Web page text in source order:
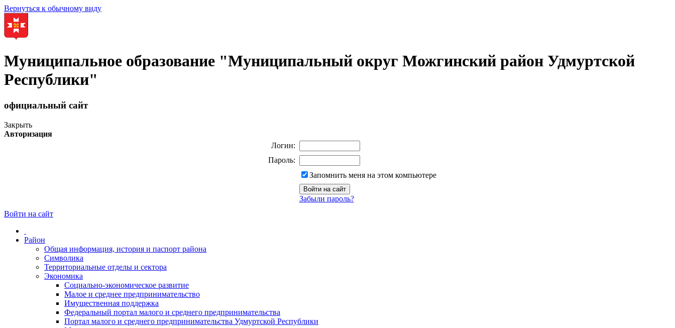
Вернуться к обычному виду
Муниципальное образование "Муниципальный округ Можгинский район Удмуртской
Республики"
официальный сайт
Закрыть
Авторизация
Логин:
Пароль:
Запомнить меня на этом компьютере
Забыли пароль?
Войти на сайт
Район
Общая информация, история и паспорт района
Символика
Территориальные отделы и сектора
Экономика
Социально-экономическое развитие
Малое и среднее предпринимательство
Имущественная поддержка
Федеральный портал малого и среднего предпринимательства
Портал малого и среднего предпринимательства Удмуртской Республики